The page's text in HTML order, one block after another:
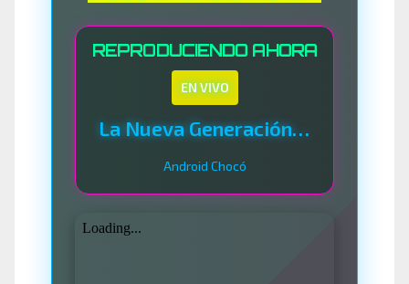
REPRODUCIENDO AHORA
EN VIVO
La Nueva Generación Del Sistema
Android Chocó